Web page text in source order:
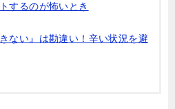
するのが怖いとき
ない』は勘違い！辛い状況を避